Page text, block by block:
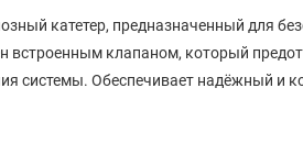
катетер, предназначенный для
встроенным клапаном, который
системы. Обеспечивает надёжный и